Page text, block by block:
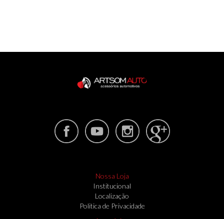
Nossa Loja
Institucional
Localização
Politica de Privacidade